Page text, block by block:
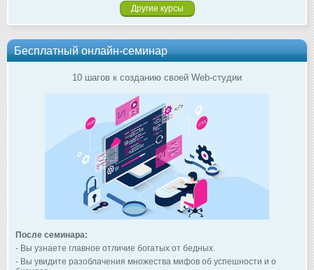
Другие курсы
Бесплатный онлайн-семинар
10 шагов к созданию своей Web-студии
После семинара:
- Вы узнаете главное отличие богатых от бедных.
- Вы увидите разоблачения множества мифов об успешности и о